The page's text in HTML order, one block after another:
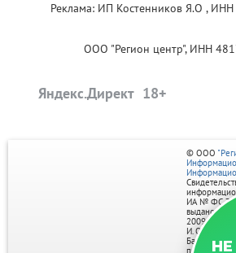
Реклама: ИП Костенников Я.О ,
ООО "Регион центр", ИНН
Яндекс.Директ
© ООО
ИА № ФС
выдано
2009г.
И. О.
Баннеры на
правах